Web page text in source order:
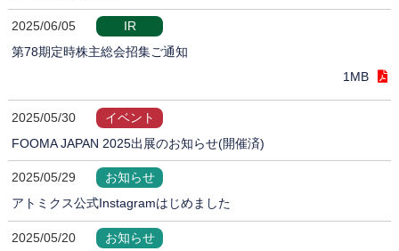
2025/06/05
IR
第78期定時株主総会招集ご通知
1MB
2025/05/30
イベント
FOOMA JAPAN 2025出展のお知らせ(開催済)
2025/05/29
お知らせ
アトミクス公式Instagramはじめました
2025/05/20
お知らせ